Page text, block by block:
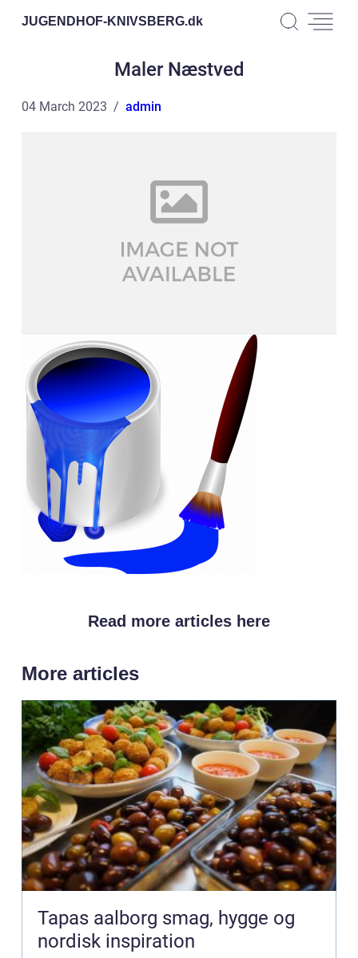
JUGENDHOF-KNIVSBERG.dk
Maler Næstved
04 March 2023 admin
Read more articles here
More articles
Tapas aalborg smag, hygge og
nordisk inspiration